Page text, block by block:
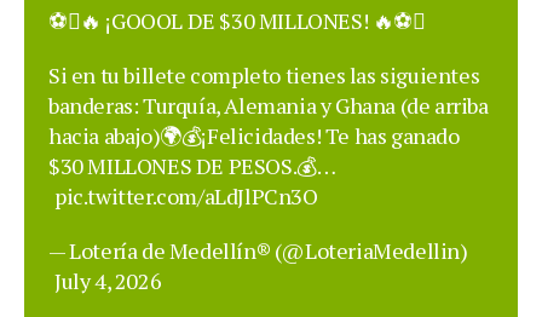
⚽🔥 ¡GOOOL DE $30 MILLONES! 🔥⚽
Si en tu billete completo tienes las siguientes
banderas: Turquía, Alemania y Ghana (de arriba
hacia abajo)🌍💰¡Felicidades! Te has ganado
$30 MILLONES DE PESOS.💰…
pic.twitter.com/aLdJlPCn3O
— Lotería de Medellín® (@LoteriaMedellin)
July 4, 2026